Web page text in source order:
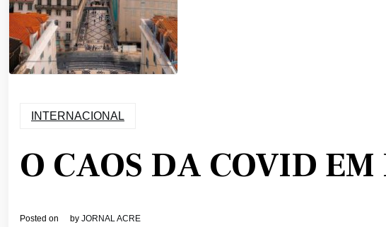
INTERNACIONAL
O CAOS DA COVID
Posted on by JORNAL ACRE